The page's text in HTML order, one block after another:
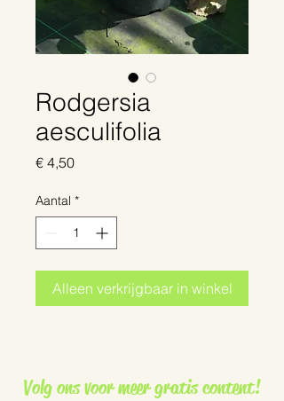
Rodgersia
aesculifolia
€ 4,50Prijs
Aantal *
Alleen verkrijgbaar in winkel
Volg ons voor meer gratis content!